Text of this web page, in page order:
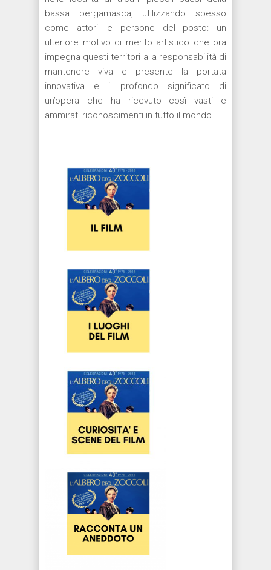
bassa bergamasca, utilizzando spesso
come attori le persone del posto: un
ulteriore motivo di merito artistico che ora
impegna questi territori alla responsabilità di
mantenere viva e presente la portata
innovativa e il profondo significato di
un’opera che ha ricevuto così vasti e
ammirati riconoscimenti in tutto il mondo.